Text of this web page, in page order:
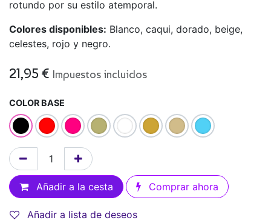
rotundo por su estilo atemporal.
Colores disponibles: Blanco, caqui, dorado, beige,
celestes, rojo y negro.
21,95 € Impuestos incluidos
COLOR BASE
Añadir a la cesta Comprar ahora
Añadir a lista de deseos